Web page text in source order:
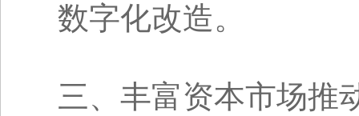
数字化改造。
三、丰富资本市场推